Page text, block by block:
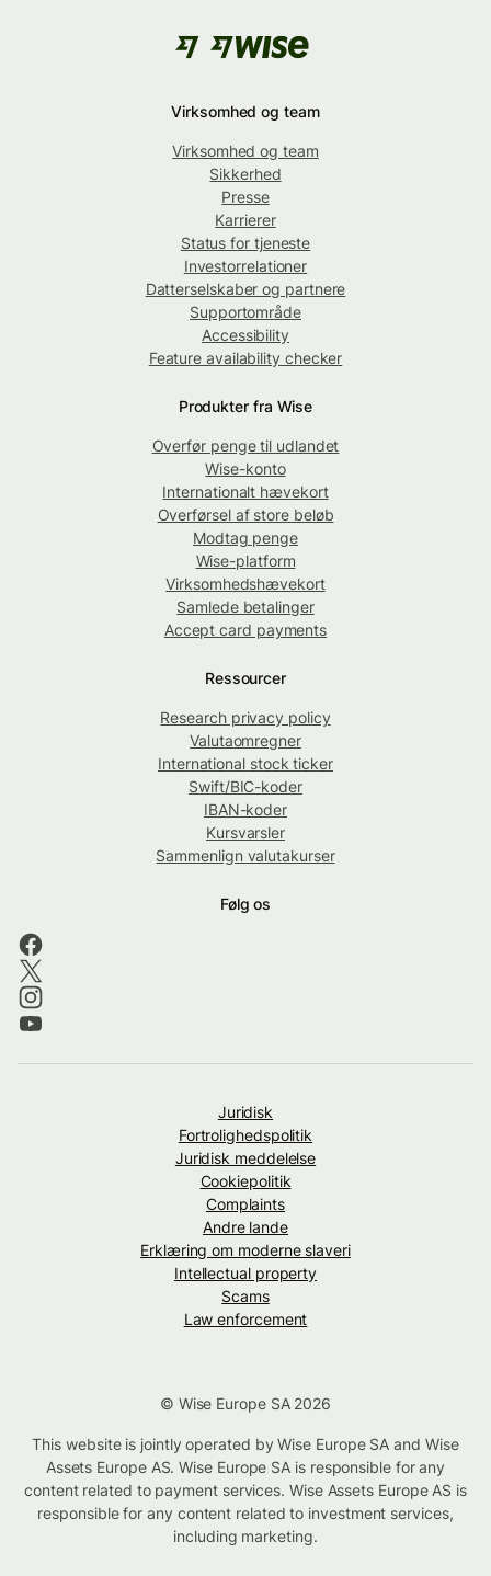
Virksomhed og team
Virksomhed og team
Sikkerhed
Presse
Karrierer
Status for tjeneste
Investorrelationer
Datterselskaber og partnere
Supportområde
Accessibility
Feature availability checker
Produkter fra Wise
Overfør penge til udlandet
Wise-konto
Internationalt hævekort
Overførsel af store beløb
Modtag penge
Wise-platform
Virksomhedshævekort
Samlede betalinger
Accept card payments
Ressourcer
Research privacy policy
Valutaomregner
International stock ticker
Swift/BIC-koder
IBAN-koder
Kursvarsler
Sammenlign valutakurser
Følg os
Juridisk
Fortrolighedspolitik
Juridisk meddelelse
Cookiepolitik
Complaints
Andre lande
Erklæring om moderne slaveri
Intellectual property
Scams
Law enforcement
© Wise Europe SA 2026
This website is jointly operated by Wise Europe SA and Wise
Assets Europe AS. Wise Europe SA is responsible for any
content related to payment services. Wise Assets Europe AS is
responsible for any content related to investment services,
including marketing.